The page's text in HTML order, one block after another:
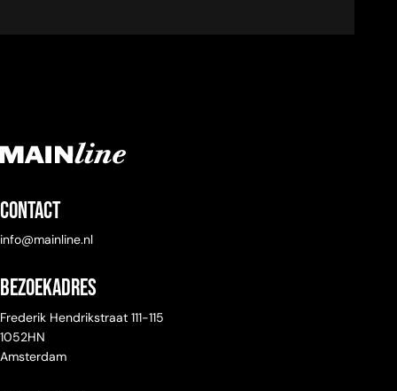
Contact
info@mainline.nl
Bezoekadres
Frederik Hendrikstraat 111-115
1052HN
Amsterdam